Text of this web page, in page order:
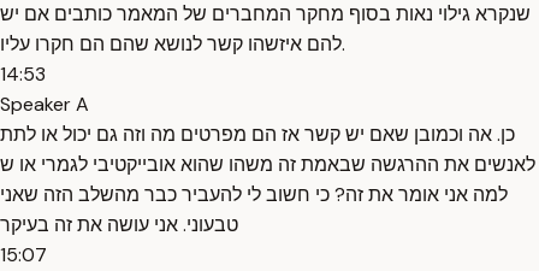
שנקרא גילוי נאות בסוף מחקר המחברים של המאמר כותבים אם יש
להם איזשהו קשר לנושא שהם הם חקרו עליו.
14:53
Speaker A
כן. אה וכמובן שאם יש קשר אז הם מפרטים מה וזה גם יכול או לתת
לאנשים את ההרגשה שבאמת זה משהו שהוא אובייקטיבי לגמרי או ש
למה אני אומר את זה? כי חשוב לי להעביר כבר מהשלב הזה שאני
טבעוני. אני עושה את זה בעיקר
15:07